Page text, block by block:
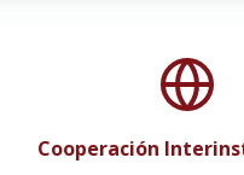
Cooperación